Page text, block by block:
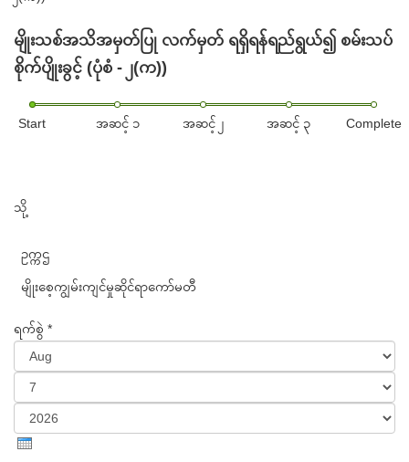
မျိုးသစ်အသိအမှတ်ပြု လက်မှတ် ရရှိရန်ရည်ရွယ်၍ စမ်းသပ်
စိုက်ပျိုးခွင့် (ပုံစံ - ၂(က))
Start အဆင့် ၁ အဆင့် ၂ အဆင့် ၃ Complete
သို့
ဥက္ကဌ
မျိုးစေ့ကျွမ်းကျင်မှုဆိုင်ရာကော်မတီ
ရက်စွဲ *
Month
Day
Year